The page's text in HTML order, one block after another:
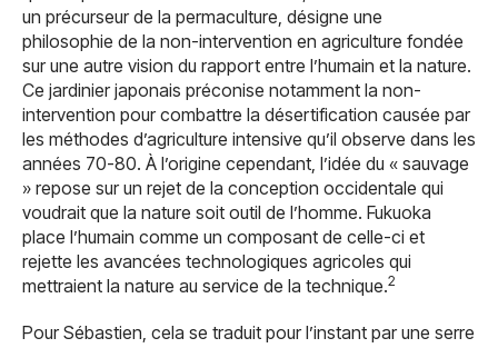
un précurseur de la permaculture, désigne une
philosophie de la non-intervention en agriculture fondée
sur une autre vision du rapport entre l’humain et la nature.
Ce jardinier japonais préconise notamment la non-
intervention pour combattre la désertification causée par
les méthodes d’agriculture intensive qu’il observe dans les
années 70-80. À l’origine cependant, l’idée du « sauvage
» repose sur un rejet de la conception occidentale qui
voudrait que la nature soit outil de l’homme. Fukuoka
place l’humain comme un composant de celle-ci et
rejette les avancées technologiques agricoles qui
mettraient la nature au service de la technique.2
Pour Sébastien, cela se traduit pour l’instant par une serre